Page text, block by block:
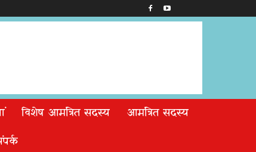
विशेष आमंत्रित सदस्य
आमंत्रित सदस्य